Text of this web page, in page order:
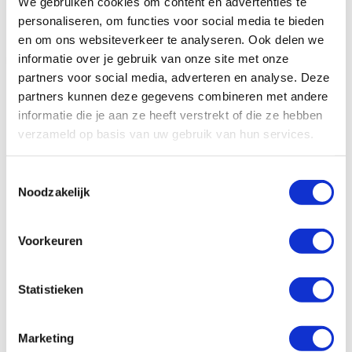
personaliseren, om functies voor social media te bieden
en om ons websiteverkeer te analyseren. Ook delen we
informatie over je gebruik van onze site met onze
partners voor social media, adverteren en analyse. Deze
partners kunnen deze gegevens combineren met andere
informatie die je aan ze heeft verstrekt of die ze hebben
verzameld op basis van uw gebruik van hun services.
Noodzakelijk
Voorkeuren
Statistieken
Marketing
€ 0,48
Bekijk product
TOEVOEGEN
OM
€ 0,21
Bekijk product
Driedelige PVC